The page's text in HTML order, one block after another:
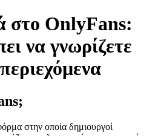
στο OnlyFans:
να γνωρίζετε
στην οποία δημιουργοί